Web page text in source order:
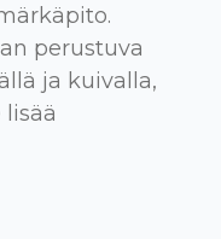
perustuva
ja kuivalla,